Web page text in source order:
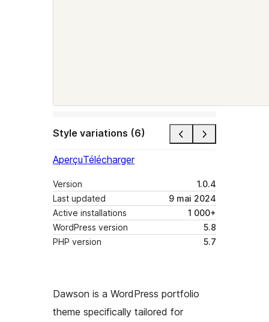
Style variations (6)
AperçuTélécharger
Version
1.0.4
Last updated
9 mai 2024
Active installations
1 000+
WordPress version
5.8
PHP version
5.7
Dawson is a WordPress portfolio
theme specifically tailored for